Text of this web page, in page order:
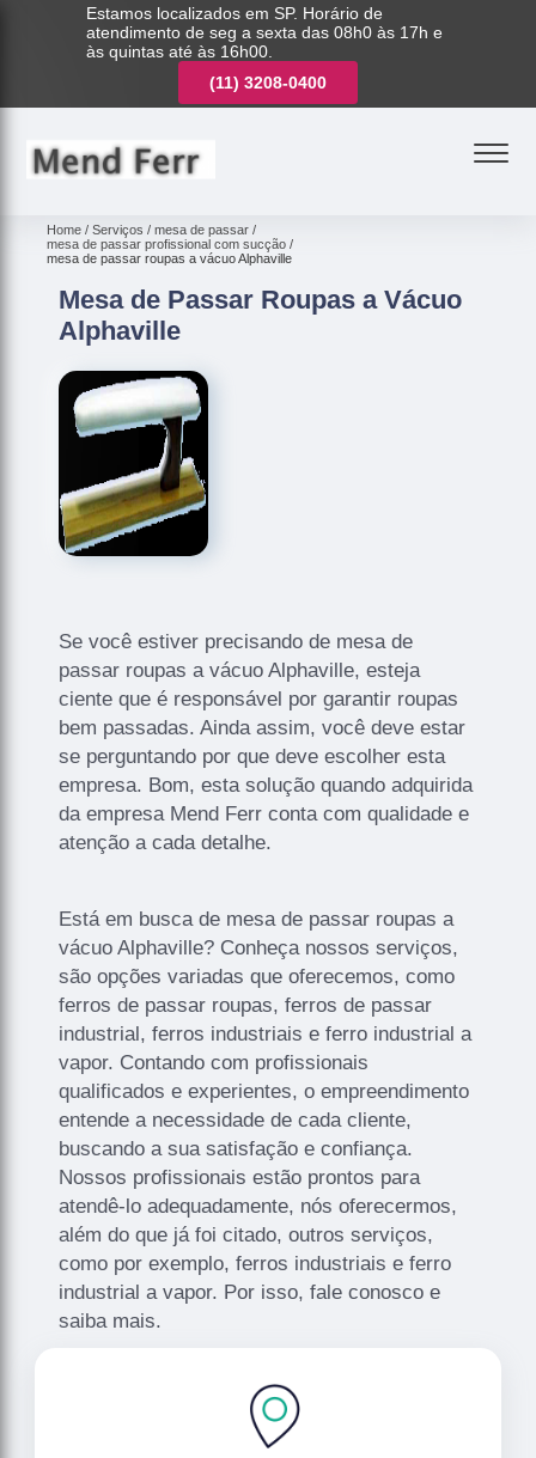
Estamos localizados em SP. Horário de
atendimento de seg a sexta das 08h0 às 17h e
às quintas até às 16h00.
(11) 3208-0400
Home Serviços
mesa de passar
mesa de passar profissional com sucção
mesa de passar roupas a vácuo Alphaville
Mesa de Passar Roupas a Vácuo
Alphaville
Se você estiver precisando de mesa de
passar roupas a vácuo Alphaville, esteja
ciente que é responsável por garantir roupas
bem passadas. Ainda assim, você deve estar
se perguntando por que deve escolher esta
empresa. Bom, esta solução quando adquirida
da empresa Mend Ferr conta com qualidade e
atenção a cada detalhe.
Está em busca de mesa de passar roupas a
vácuo Alphaville? Conheça nossos serviços,
são opções variadas que oferecemos, como
ferros de passar roupas, ferros de passar
industrial, ferros industriais e ferro industrial a
vapor. Contando com profissionais
qualificados e experientes, o empreendimento
entende a necessidade de cada cliente,
buscando a sua satisfação e confiança.
Nossos profissionais estão prontos para
atendê-lo adequadamente, nós oferecermos,
além do que já foi citado, outros serviços,
como por exemplo, ferros industriais e ferro
industrial a vapor. Por isso, fale conosco e
saiba mais.